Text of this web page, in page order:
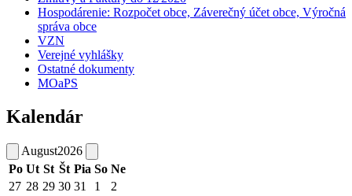
Hospodárenie: Rozpočet obce, Záverečný účet obce, Výročná
správa obce
VZN
Verejné vyhlášky
Ostatné dokumenty
MOaPS
Kalendár
August2026
Po Ut St Št Pia So Ne
27 28 29 30 31 1
2